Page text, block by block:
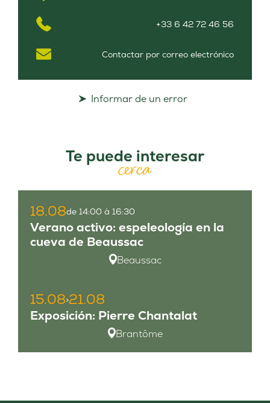
+33 6 42 72 46 56
Contactar por correo electrónico
Informar de un error
Te puede interesar
cerca
18.08de 14:00 à 16:30
Verano activo: espeleología en la
cueva de Beaussac
Beaussac
15.08>21.08
Exposición: Pierre Chantalat
Brantôme